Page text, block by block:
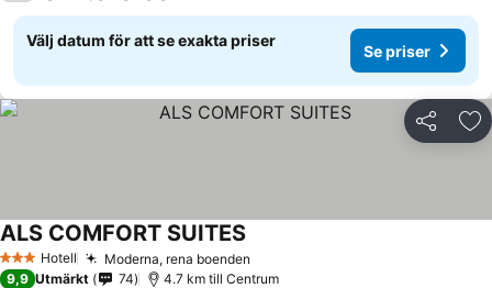
Välj datum för att se exakta priser
Se priser
Dela
3 StjärnorHotell Moderna, rena boenden
ALS COMFORT SUITES
9,9 Utmärkt 74 4.7 km till Centrum